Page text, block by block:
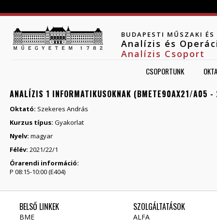
BUDAPESTI MŰSZAKI
Analízis és
Analízis Csoport
CSOPORTUNK
ANALÍZIS 1 INFORMATIKUSOKNAK (BMETE90AX21/
Oktató: Szekeres András
Kurzus típus: Gyakorlat
Nyelv: magyar
Félév: 2021/22/1
Órarendi információ:
P 08:15-10:00 (E404)
BELSŐ LINKEK
BME
SZOLGÁLTATÁSOK
ALFA